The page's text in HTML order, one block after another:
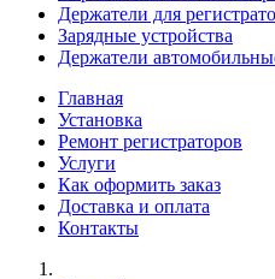
Держатели для
Зарядные устройства
Держатели
Главная
Установка
Ремонт регистраторов
Услуги
Как оформить заказ
Доставка и оплата
Контакты